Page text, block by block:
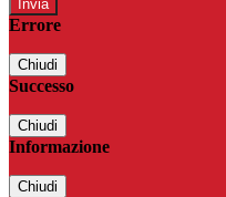
Errore
Chiudi
Successo
Chiudi
Informazione
Chiudi